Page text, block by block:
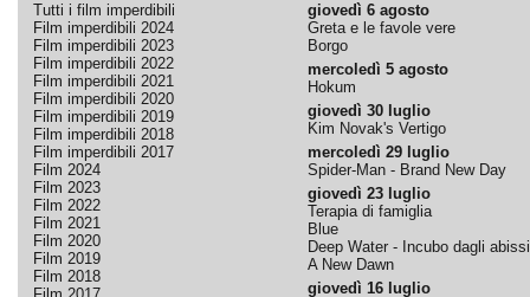
Tutti i film imperdibili
Film imperdibili 2024
Film imperdibili 2023
Film imperdibili 2022
Film imperdibili 2021
Film imperdibili 2020
Film imperdibili 2019
Film imperdibili 2018
Film imperdibili 2017
Film 2024
Film 2023
Film 2022
Film 2021
Film 2020
Film 2019
Film 2018
giovedì 6 agosto
Greta e le favole vere
Borgo
mercoledì 5 agosto
Hokum
giovedì 30 luglio
Kim Novak's Vertigo
mercoledì 29 luglio
Spider-Man - Brand New Day
giovedì 23 luglio
Terapia di famiglia
Blue
Deep Water - Incubo dagli abissi
A New Dawn
giovedì 16 luglio